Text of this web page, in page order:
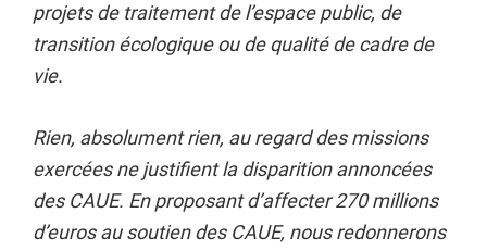
projets de traitement de l’espace public, de
transition écologique ou de qualité de cadre de
vie.
Rien, absolument rien, au regard des missions
exercées ne justifient la disparition annoncées
des CAUE. En proposant d’affecter 270 millions
d’euros au soutien des CAUE, nous redonnerons